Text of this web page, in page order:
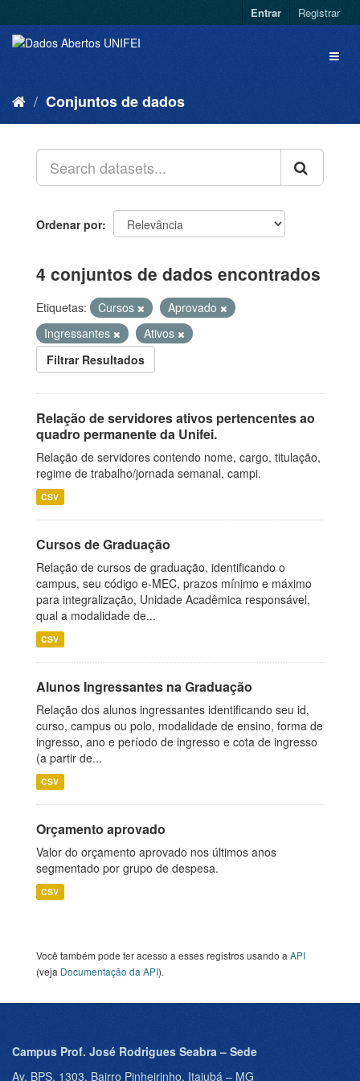
Entrar Registrar
Conjuntos de dados
Ordenar por
4 conjuntos de dados encontrados
Etiquetas: Cursos
Aprovado
Ingressantes
Ativos
Filtrar Resultados
Relação de servidores ativos pertencentes ao
quadro permanente da Unifei.
Relação de servidores contendo nome, cargo, titulação,
regime de trabalho/jornada semanal, campi.
CSV
Cursos de Graduação
Relação de cursos de graduação, identificando o
campus, seu código e-MEC, prazos mínimo e máximo
para integralização, Unidade Acadêmica responsável,
qual a modalidade de...
CSV
Alunos Ingressantes na Graduação
Relação dos alunos ingressantes identificando seu id,
curso, campus ou polo, modalidade de ensino, forma de
ingresso, ano e período de ingresso e cota de ingresso
(a partir de...
CSV
Orçamento aprovado
Valor do orçamento aprovado nos últimos anos
segmentado por grupo de despesa.
CSV
Você também pode ter acesso a esses registros usando a API
(veja Documentação da API).
Campus Prof. José Rodrigues Seabra – Sede
Av. BPS, 1303, Bairro Pinheirinho, Itajubá – MG